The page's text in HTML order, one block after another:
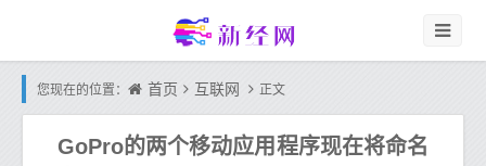
您现在的位置： 首页 互联网 正文
GoPro的两个移动应用程序现在将命名